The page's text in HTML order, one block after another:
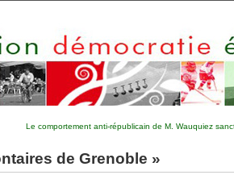
Le comportement anti-républicain de M. Wauquiez
de Grenoble »